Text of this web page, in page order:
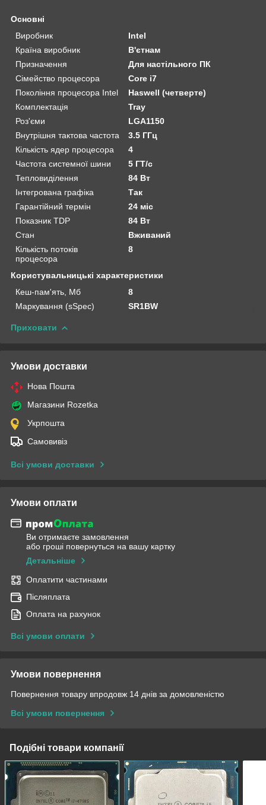
Основні
Виробник
Intel
Країна виробник
В'єтнам
Призначення
Для настільного ПК
Сімейство процесора
Core i7
Покоління процесора Intel
Haswell (четверте)
Комплектація
Tray
Роз'єми
LGA1150
Внутрішня тактова частота
3.5 ГГц
Кількість ядер процесора
4
Частота системної шини
5 ГТ/с
Тепловиділення
84 Вт
Інтегрована графіка
Так
Гарантійний термін
24 міс
Показник TDP
84 Вт
Стан
Вживаний
Кількість потоків
процесора
8
Користувальницькі характеристики
Кеш-пам'ять, Мб
8
Маркування (sSpec)
SR1BW
Приховати
Умови доставки
Нова Пошта
Магазини Rozetka
Укрпошта
Самовивіз
Всі умови доставки
Умови оплати
Ви отримаєте замовлення
або гроші повернуться на вашу картку
Детальніше
Оплатити частинами
Післяплата
Оплата на рахунок
Всі умови оплати
Умови повернення
Повернення товару впродовж 14 днів за домовленістю
Всі умови повернення
Подібні товари компанії